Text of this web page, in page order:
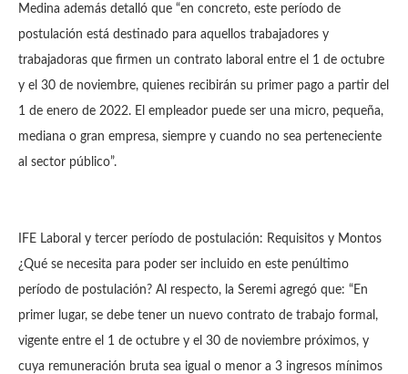
Medina además detalló que “en concreto, este período de
postulación está destinado para aquellos trabajadores y
trabajadoras que firmen un contrato laboral entre el 1 de octubre
y el 30 de noviembre, quienes recibirán su primer pago a partir del
1 de enero de 2022. El empleador puede ser una micro, pequeña,
mediana o gran empresa, siempre y cuando no sea perteneciente
al sector público”.
IFE Laboral y tercer período de postulación: Requisitos y Montos
¿Qué se necesita para poder ser incluido en este penúltimo
período de postulación? Al respecto, la Seremi agregó que: “En
primer lugar, se debe tener un nuevo contrato de trabajo formal,
vigente entre el 1 de octubre y el 30 de noviembre próximos, y
cuya remuneración bruta sea igual o menor a 3 ingresos mínimos